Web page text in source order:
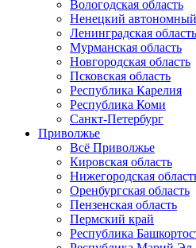
Вологодская область
Ненецкий
Ленинградская область
Мурманская область
Новгородская область
Псковская область
Республика Карелия
Республика Коми
Санкт-Петербург
Приволжье
Всё Приволжье
Кировская область
Нижегородская
Оренбургская область
Пензенская область
Пермский край
Республика